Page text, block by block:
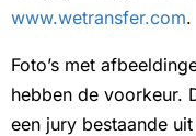
www.wetransfer.com.
Foto’s met
hebben de voorkeur.
een jury bestaande